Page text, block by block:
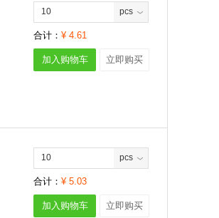
pcs
合计： ¥ 4.61
加入购物车 立即购买
pcs
合计： ¥ 5.03
加入购物车 立即购买